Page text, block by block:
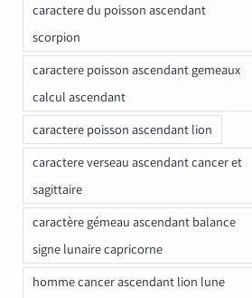
caractere du poisson ascendant
scorpion
caractere poisson ascendant gemeaux
calcul ascendant
caractere poisson ascendant lion
caractere verseau ascendant cancer et
sagittaire
caractère gémeau ascendant balance
signe lunaire capricorne
homme cancer ascendant lion lune